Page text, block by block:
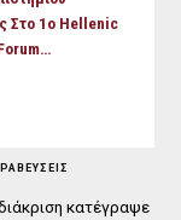
Στο 1ο Hellenic
κατέγραψε